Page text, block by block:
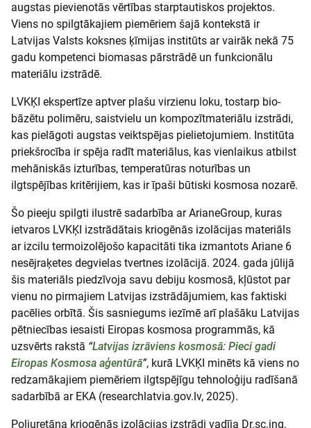
augstas pievienotās vērtības starptautiskos projektos.
Viens no spilgtākajiem piemēriem šajā kontekstā ir
Latvijas Valsts koksnes ķīmijas institūts ar vairāk nekā 75
gadu kompetenci biomasas pārstrādē un funkcionālu
materiālu izstrādē.
LVKĶI ekspertīze aptver plašu virzienu loku, tostarp bio-
bāzētu polimēru, saistvielu un kompozītmateriālu izstrādi,
kas pielāgoti augstas veiktspējas pielietojumiem. Institūta
priekšrocība ir spēja radīt materiālus, kas vienlaikus atbilst
mehāniskās izturības, temperatūras noturības un
ilgtspējības kritērijiem, kas ir īpaši būtiski kosmosa nozarē.
Šo pieeju spilgti ilustrē sadarbība ar ArianeGroup, kuras
ietvaros LVKĶI izstrādātais kriogēnās izolācijas materiāls
ar izcilu termoizolējošo kapacitāti tika izmantots Ariane 6
nesējraķetes degvielas tvertnes izolācijā. 2024. gada jūlijā
šis materiāls piedzīvoja savu debiju kosmosā, kļūstot par
vienu no pirmajiem Latvijas izstrādājumiem, kas faktiski
pacēlies orbītā. Šis sasniegums iezīmē arī plašāku Latvijas
pētniecības iesaisti Eiropas kosmosa programmās, kā
uzsvērts rakstā “Latvijas izrāviens kosmosā: Pieci gadi
Eiropas Kosmosa aģentūrā”, kurā LVKĶI minēts kā viens no
redzamākajiem piemēriem ilgtspējīgu tehnoloģiju radīšanā
sadarbībā ar EKA (researchlatvia.gov.lv, 2025).
Poliuretāna kriogēnās izolācijas izstrādi vadīja Dr.sc.ing.